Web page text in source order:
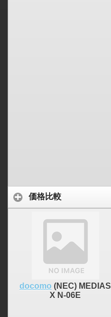
価格比較
docomo (NEC) MEDIAS
X N-06E